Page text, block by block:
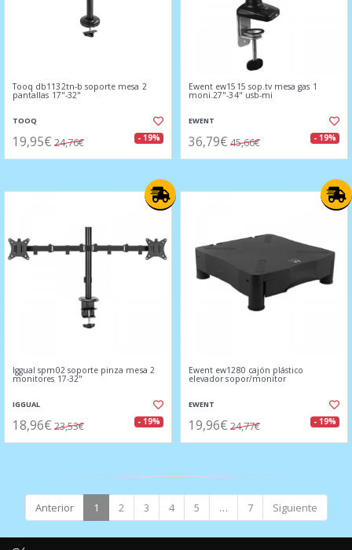
Tooq db1132tn-b soporte mesa 2
pantallas 17"-32"
TOOQ
19,95€ 24,76€ - 19%
Ewent ew1515 sop.tv mesa gas 1
moni.27"-34" usb-mi
EWENT
36,79€ 45,66€ - 19%
Iggual spm02 soporte pinza mesa 2
monitores 17-32"
IGGUAL
18,96€ 23,53€ - 19%
Ewent ew1280 cajón plástico
elevador sopor/monitor
EWENT
19,96€ 24,77€ - 19%
Anterior 1 2 3 4 5 … 7 Siguiente